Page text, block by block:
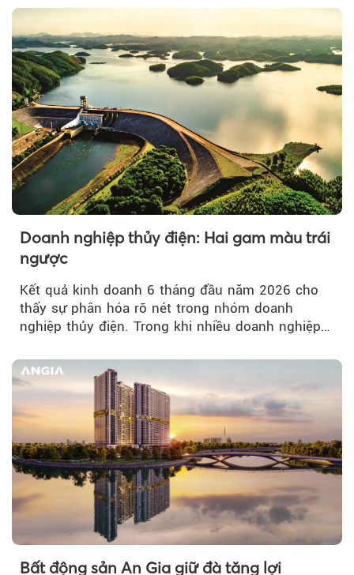
Doanh nghiệp thủy điện: Hai gam màu trái
ngược
Kết quả kinh doanh 6 tháng đầu năm 2026 cho
thấy sự phân hóa rõ nét trong nhóm doanh
nghiệp thủy điện. Trong khi nhiều doanh nghiệp
Bất động sản An Gia giữ đà tăng lợi